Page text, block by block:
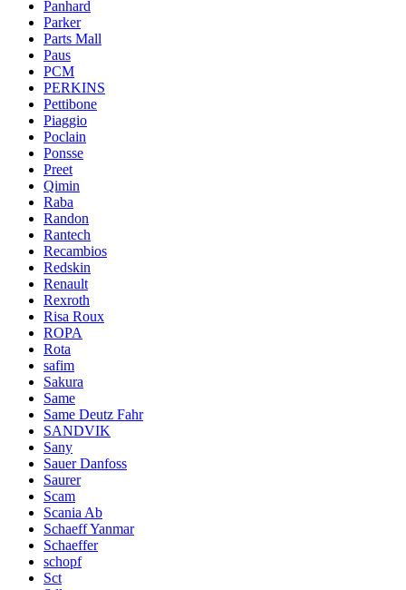
Panhard
Parker
Parts Mall
Paus
PCM
PERKINS
Pettibone
Piaggio
Poclain
Ponsse
Preet
Qimin
Raba
Randon
Rantech
Recambios
Redskin
Renault
Rexroth
Risa Roux
ROPA
Rota
safim
Sakura
Same
Same Deutz Fahr
SANDVIK
Sany
Sauer Danfoss
Saurer
Scam
Scania Ab
Schaeff Yanmar
Schaeffer
schopf
Sct